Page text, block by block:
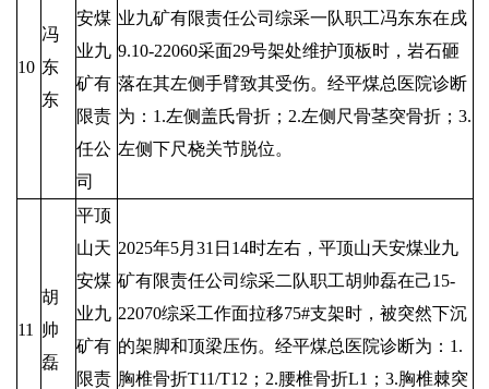
10
冯
东
东
安煤
业九
矿有
限责
任公
司
业九矿有限责任公司综采一队职工冯东东在戌
9.10-22060采面29号架处维护顶板时，岩石砸
落在其左侧手臂致其受伤。经平煤总医院诊断
为：1.左侧盖氏骨折；2.左侧尺骨茎突骨折；3.
左侧下尺桡关节脱位。
11
胡
帅
磊
平顶
山天
安煤
业九
矿有
限责
2025年5月31日14时左右，平顶山天安煤业九
矿有限责任公司综采二队职工胡帅磊在己15-
22070综采工作面拉移75#支架时，被突然下沉
的架脚和顶梁压伤。经平煤总医院诊断为：1.
胸椎骨折T11/T12；2.腰椎骨折L1；3.胸椎棘突